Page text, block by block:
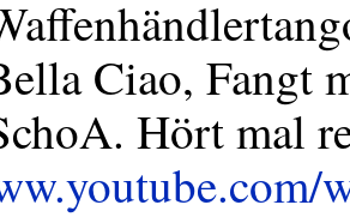
Ciao, Fangt
Hört mal